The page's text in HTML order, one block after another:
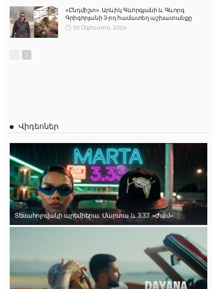
«Ընդմիշտ». Արևիկ Գևորգյանի և Գևորգ
Գրիգորյանի 3-րդ համատեղ աշխատանքը
05 Օգոստոս, 2026
Վիդեոներ
Տեսահոլովակի պրեմիերա․ Մարտա և 3.33՝ «Ժամ»